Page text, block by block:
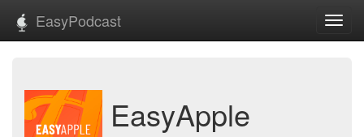
EasyPodcast
EasyApple